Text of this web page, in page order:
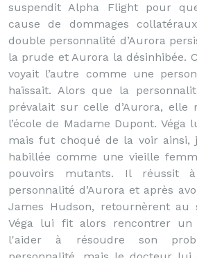
suspendit Alpha Flight pour
cause de dommages
double personnalité d’Aurora
la prude et Aurora la désinhibée.
voyait l’autre comme une
haïssait. Alors que la
prévalait sur celle d’Aurora, elle
l’école de Madame Dupont. Véga
mais fut choqué de la voir ainsi,
habillée comme une vieille
pouvoirs mutants. Il réussit
personnalité d’Aurora et après
James Hudson, retournèrent au
Véga lui fit alors rencontrer un
l'aider à résoudre son